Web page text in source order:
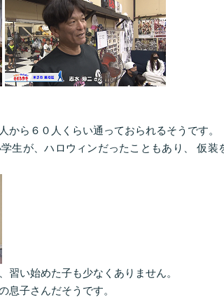
から６０人くらい通っておられるそうです。
生が、ハロウィンだったこともあり、 仮装
習い始めた子も少なくありません。
息子さんだそうです。